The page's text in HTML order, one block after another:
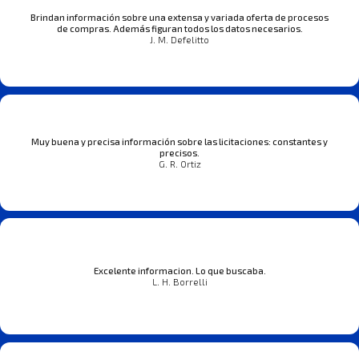
Brindan información sobre una extensa y variada oferta de procesos
de compras. Además figuran todos los datos necesarios.
J. M. Defelitto
Muy buena y precisa información sobre las licitaciones: constantes y
precisos.
G. R. Ortiz
Excelente informacion. Lo que buscaba.
L. H. Borrelli